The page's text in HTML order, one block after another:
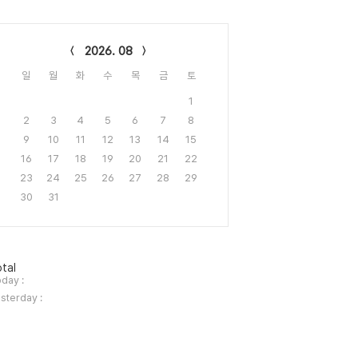
2026. 08
일 월 화 수 목 금 토
1
2
3 4 5 6 7
8
9
10 11 12 13 14
15
16
17 18 19 20 21
22
23
24 25 26 27 28
29
30
31
:
: